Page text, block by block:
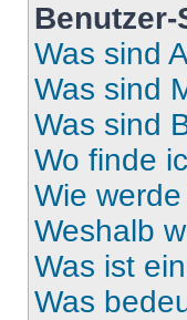
Was sind
Was sind
Was sind
Wo finde
Wie
Weshalb
Was ist
Was